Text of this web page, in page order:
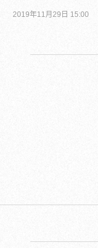
2019年11月29日 15:00